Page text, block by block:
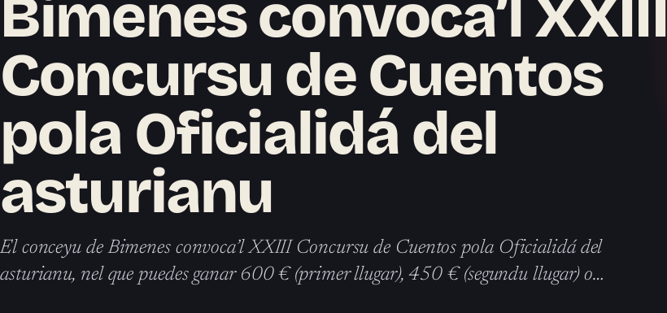
Bimenes convoca’l XXIII
Concursu de Cuentos
pola Oficialidá del
asturianu
El conceyu de Bimenes convoca’l XXIII Concursu de Cuentos pola Oficialidá del
asturianu, nel que puedes ganar 600 € (primer llugar), 450 € (segundu llugar) o…